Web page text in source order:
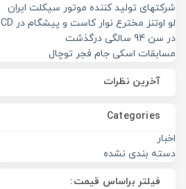
شرکتهای تولید کننده موتور سیکلت ایران
لو اوتنز مخترع نوار کاست و پیشگام در CD
در سن 94 سالگی درگذشت
مسابقات اسکی جام فجر توچال
آخرین نظرات
Categories
اخبار
دسته بندی نشده
فیلتر براساس قیمت: